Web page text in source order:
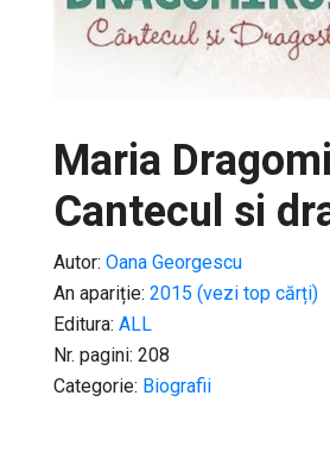
Maria
Cantecul si
Autor: Oana Georgescu
An apariție: 2015 (vezi top cărți)
Editura: ALL
Nr. pagini: 208
Categorie: Biografii